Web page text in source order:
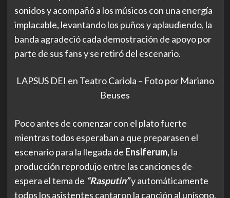
sonidos y acompañó a los músicos con una energía
implacable, levantando los puños y aplaudiendo, la
banda agradeció cada demostración de apoyo por
parte de sus fans y se retiró del escenario.
LAPSUS DEI en Teatro Cariola – Foto por Mariano
Beuses
Poco antes de comenzar con el plato fuerte
mientras todos esperaban a que preparasen el
escenario para la llegada de Ensiferum,la
producción reprodujo entre las canciones de
espera el tema de “Rasputin”y automáticamente
todos los asistentes cantaron la canción al unísono,